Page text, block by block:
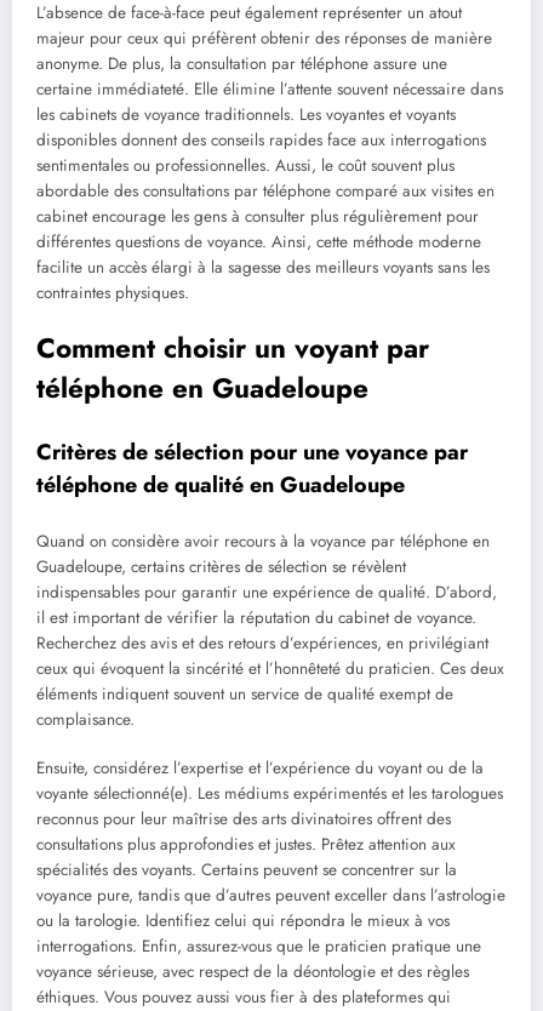
L’absence de face-à-face peut également représenter un atout
majeur pour ceux qui préfèrent obtenir des réponses de manière
anonyme. De plus, la consultation par téléphone assure une
certaine immédiateté. Elle élimine l’attente souvent nécessaire dans
les cabinets de voyance traditionnels. Les voyantes et voyants
disponibles donnent des conseils rapides face aux interrogations
sentimentales ou professionnelles. Aussi, le coût souvent plus
abordable des consultations par téléphone comparé aux visites en
cabinet encourage les gens à consulter plus régulièrement pour
différentes questions de voyance. Ainsi, cette méthode moderne
facilite un accès élargi à la sagesse des meilleurs voyants sans les
contraintes physiques.
Comment choisir un voyant par
téléphone en Guadeloupe
Critères de sélection pour une voyance par
téléphone de qualité en Guadeloupe
Quand on considère avoir recours à la voyance par téléphone en
Guadeloupe, certains critères de sélection se révèlent
indispensables pour garantir une expérience de qualité. D’abord,
il est important de vérifier la réputation du cabinet de voyance.
Recherchez des avis et des retours d’expériences, en privilégiant
ceux qui évoquent la sincérité et l’honnêteté du praticien. Ces deux
éléments indiquent souvent un service de qualité exempt de
complaisance.
Ensuite, considérez l’expertise et l’expérience du voyant ou de la
voyante sélectionné(e). Les médiums expérimentés et les tarologues
reconnus pour leur maîtrise des arts divinatoires offrent des
consultations plus approfondies et justes. Prêtez attention aux
spécialités des voyants. Certains peuvent se concentrer sur la
voyance pure, tandis que d’autres peuvent exceller dans l’astrologie
ou la tarologie. Identifiez celui qui répondra le mieux à vos
interrogations. Enfin, assurez-vous que le praticien pratique une
voyance sérieuse, avec respect de la déontologie et des règles
éthiques. Vous pouvez aussi vous fier à des plateformes qui